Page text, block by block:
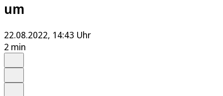
um
22.08.2022, 14:43 Uhr
2 min